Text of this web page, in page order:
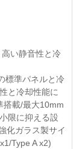
い静音性と冷
標準パネルと冷
と冷却性能に
搭載/最大10mm
限に抑える設
化ガラス製サイ
Type A x2)